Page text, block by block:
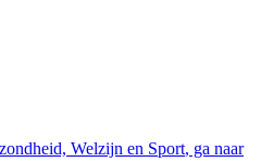
Welzijn en Sport, ga naar